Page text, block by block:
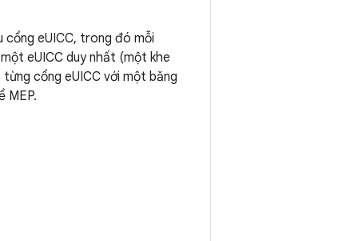
cổng eUICC, trong đó mỗi
eUICC duy nhất (một khe
cổng eUICC với một băng
MEP.